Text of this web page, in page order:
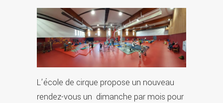
L’école de cirque propose un nouveau
rendez-vous un dimanche par mois pour